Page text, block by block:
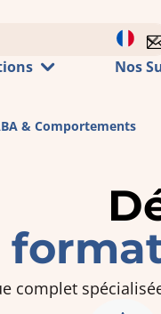
Nos
& Comportements
complet